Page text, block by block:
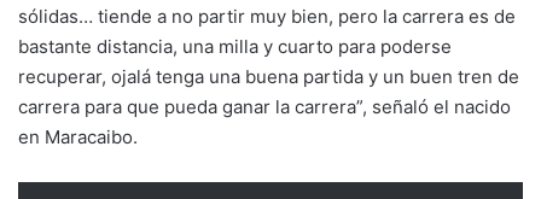
sólidas… tiende a no partir muy bien, pero la carrera es de
bastante distancia, una milla y cuarto para poderse
recuperar, ojalá tenga una buena partida y un buen tren de
carrera para que pueda ganar la carrera”, señaló el nacido
en Maracaibo.